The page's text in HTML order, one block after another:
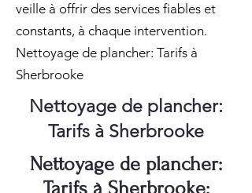
veille à offrir des services fiables et
constants, à chaque intervention.
Nettoyage de plancher: Tarifs à
Sherbrooke
Nettoyage de plancher:
Tarifs à Sherbrooke
Nettoyage de plancher:
Tarifs à Sherbrooke: